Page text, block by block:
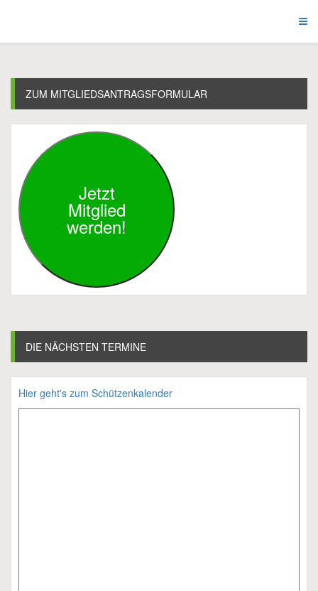
ZUM MITGLIEDSANTRAGSFORMULAR
Jetzt
Mitglied
werden!
DIE NÄCHSTEN TERMINE
Hier geht's zum Schützenkalender